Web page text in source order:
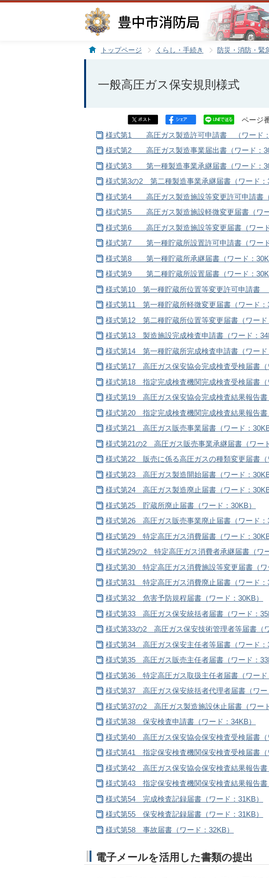
トップページ くらし・手続き 防災・消防・緊
一般高圧ガス保安規則様式
ページ
様式第1 高圧ガス製造許可申請書 （ワード：
様式第2 高圧ガス製造事業届出書（ワード：
様式第3 第一種製造事業承継届書（ワード：
様式第3の2 第二種製造事業承継届書（ワード：
様式第4 高圧ガス製造施設等変更許可申請書（
様式第5 高圧ガス製造施設軽微変更届書（ワー
様式第6 高圧ガス製造施設等変更届書（ワード
様式第7 第一種貯蔵所設置許可申請書（ワード
様式第8 第一種貯蔵所承継届書（ワード：
様式第9 第二種貯蔵所設置届書（ワード：
様式第10 第一種貯蔵所位置等変更許可申請書
様式第11 第一種貯蔵所軽微変更届書（ワード：
様式第12 第二種貯蔵所位置等変更届書（ワード
様式第13 製造施設完成検査申請書（ワード：
様式第14 第一種貯蔵所完成検査申請書（ワード
様式第17 高圧ガス保安協会完成検査受検届書（
様式第18 指定完成検査機関完成検査受検届書（
様式第19 高圧ガス保安協会完成検査結果報告書
様式第20 指定完成検査機関完成検査結果報告書
様式第21 高圧ガス販売事業届書（ワード：30KB
様式第21の2 高圧ガス販売事業承継届書（ワード
様式第22 販売に係る高圧ガスの種類変更届書（
様式第23 高圧ガス製造開始届書（ワード：30KB
様式第24 高圧ガス製造廃止届書（ワード：30KB
様式第25 貯蔵所廃止届書（ワード：30KB）
様式第26 高圧ガス販売事業廃止届書（ワード：
様式第29 特定高圧ガス消費届書（ワード：30KB
様式第29の2 特定高圧ガス消費者承継届書（ワ
様式第30 特定高圧ガス消費施設等変更届書（ワ
様式第31 特定高圧ガス消費廃止届書（ワード：
様式第32 危害予防規程届書（ワード：30KB）
様式第33 高圧ガス保安統括者届書（ワード：
様式第33の2 高圧ガス保安技術管理者等届書（
様式第34 高圧ガス保安主任者等届書（ワード：
様式第35 高圧ガス販売主任者届書（ワード：
様式第36 特定高圧ガス取扱主任者届書（ワード
様式第37 高圧ガス保安統括者代理者届書（ワー
様式第37の2 高圧ガス製造施設休止届書（ワード
様式第38 保安検査申請書（ワード：34KB）
様式第40 高圧ガス保安協会保安検査受検届書（
様式第41 指定保安検査機関保安検査受検届書（
様式第42 高圧ガス保安協会保安検査結果報告書
様式第43 指定保安検査機関保安検査結果報告書
様式第54 完成検査記録届書（ワード：31KB）
様式第55 保安検査記録届書（ワード：31KB）
様式第58 事故届書（ワード：32KB）
電子メールを活用した書類の提出